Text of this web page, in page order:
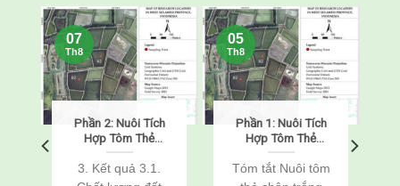
Phần 2: Nuôi Tích
Hợp Tôm Thẻ
Chân Trắng
(Penaeus
vannamei) Và Cá
3. Kết quả 3.1.
07
Th8
Phần 1: Nuôi Tích
Hợp Tôm Thẻ
Chân Trắng
(Penaeus
vannamei) Và Cá
Tóm tắt Nuôi tôm
05
Th8